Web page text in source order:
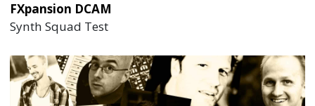
FXpansion DCAM
Synth Squad Test